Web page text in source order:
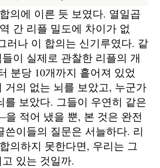
의에 이른 듯 보였다. 열일곱
간 리플 밀도에 차이가 없
러나 이 합의는 신기루였다. 같
이 실제로 관찰한 리플의 개
분당 10개까지 흩어져 있었
거의 없는 뇌를 보았고, 누군가
를 보았다. 그들이 우연히 같은
적어 냈을 뿐, 본 것은 완전
쓴이들의 질문은 서늘하다. 리
의하지 못한다면, 우리는 그
있는 것일까.